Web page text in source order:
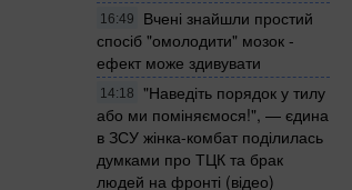
16:49
Вчені знайшли простий
спосіб "омолодити" мозок -
ефект може здивувати
14:18
"Наведіть порядок у тилу
або ми поміняємося!", — єдина
в ЗСУ жінка-комбат поділилась
думками про ТЦК та брак
людей на фронті (відео)